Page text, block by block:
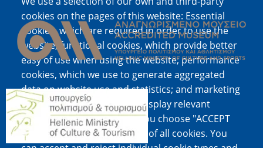
cookies on the pages of this website: Essential
cookies, which are required in order to use the
website; functional cookies, which provide better
easy of use when using the website; performance
cookies, which we use to generate aggregated
data on website use and statistics; and marketing
cookies, which are used to display relevant
content and advertising. If you choose "ACCEPT
ALL", you consent to the use of all cookies. You
Image
Image